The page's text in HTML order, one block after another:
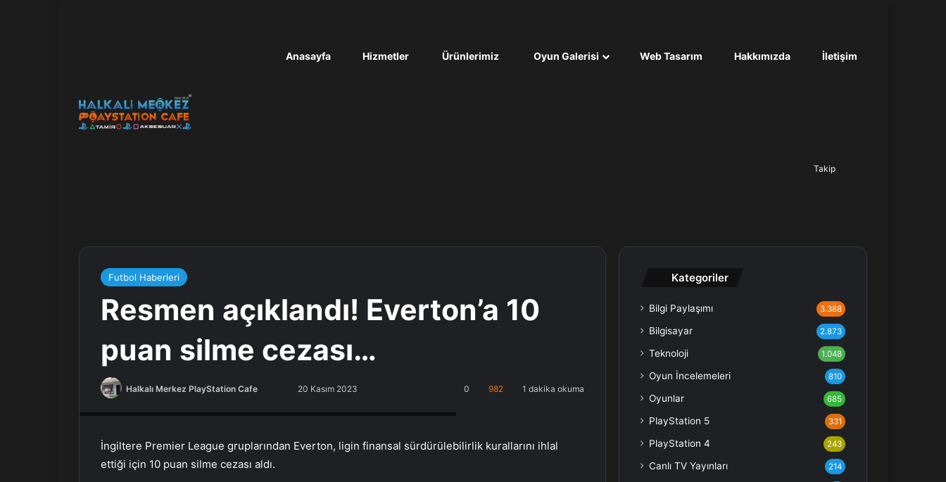
Anasayfa Hizmetler Ürünlerimiz Oyun Galerisi Web Tasarım Hakkımızda İletişim
Takip
Futbol Haberleri
Resmen açıklandı! Everton’a 10
puan silme cezası…
Halkalı Merkez PlayStation Cafe 20 Kasım 2023 0 982 1 dakika okuma
İngiltere Premier League gruplarından Everton, ligin finansal sürdürülebilirlik kurallarını ihlal
ettiği için 10 puan silme cezası aldı.
Kategoriler
Bilgi Paylaşımı 3.388
Bilgisayar 2.873
Teknoloji 1.048
Oyun İncelemeleri 810
Oyunlar 685
PlayStation 5 331
PlayStation 4 243
Canlı TV Yayınları 214